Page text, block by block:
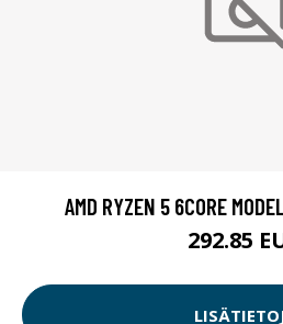
AMD RYZEN 5 6CORE
292.85